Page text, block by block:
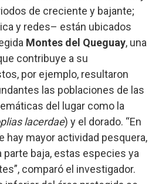
de creciente y bajante;
y redes– están ubicados
Montes del Queguay, una
contribuye a su
por ejemplo, resultaron
las poblaciones de las
del lugar como la
lacerdae) y el dorado. “En
hay mayor actividad pesquera,
parte baja, estas especies ya
comparó el investigador.